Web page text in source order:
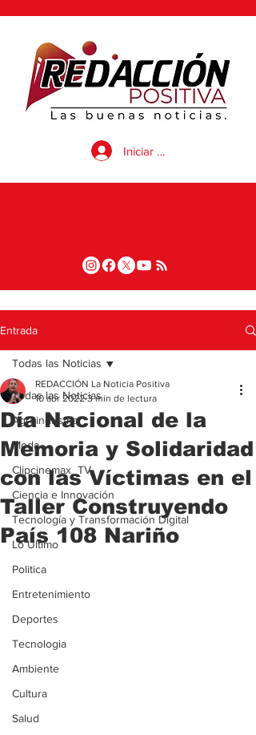
Iniciar sesión
Entrada
Todas las Noticias
Agroindustria
Moda
Clipcinemax_TV
Ciencia e Innovación
Tecnología y Transformación Digital
Lo Ultimo
Politica
Entretenimiento
Deportes
Tecnologia
Ambiente
Cultura
Salud
Todas las Noticias
Día Nacional de la
Memoria y Solidaridad
con las Víctimas en el
Taller Construyendo
País 108 Nariño
REDACCIÓN La Noticia Positiva
10 abr 2022 3 min de lectura